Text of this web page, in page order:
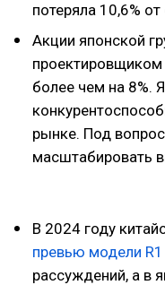
потеряла 10,6%
Акции японской
проектировщиком
более чем на 8%.
рынке. Под
масштабировать
В 2024 году
превью модели R1
рассуждений, а в